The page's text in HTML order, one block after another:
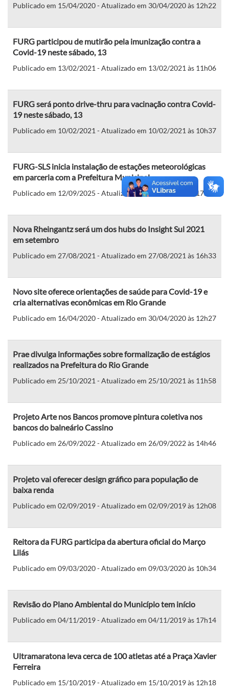
Publicado em 15/04/2020 - Atualizado em 30/04/2020 às 12h22
FURG participou de mutirão pela imunização contra a
Covid-19 neste sábado, 13
Publicado em 13/02/2021 - Atualizado em 13/02/2021 às 11h06
FURG será ponto drive-thru para vacinação contra Covid-
19 neste sábado, 13
Publicado em 10/02/2021 - Atualizado em 10/02/2021 às 10h37
FURG-SLS inicia instalação de estações meteorológicas
em parceria com a Prefeitura Municipal
Publicado em 12/09/2025 - Atualizado em 12/09/2025 às 17h15
Nova Rheingantz será um dos hubs do Insight Sul 2021
em setembro
Publicado em 27/08/2021 - Atualizado em 27/08/2021 às 16h33
Novo site oferece orientações de saúde para Covid-19 e
cria alternativas econômicas em Rio Grande
Publicado em 16/04/2020 - Atualizado em 30/04/2020 às 12h27
Prae divulga informações sobre formalização de estágios
realizados na Prefeitura do Rio Grande
Publicado em 25/10/2021 - Atualizado em 25/10/2021 às 11h58
Projeto Arte nos Bancos promove pintura coletiva nos
bancos do balneário Cassino
Publicado em 26/09/2022 - Atualizado em 26/09/2022 às 14h46
Projeto vai oferecer design gráfico para população de
baixa renda
Publicado em 02/09/2019 - Atualizado em 02/09/2019 às 12h08
Reitora da FURG participa da abertura oficial do Março
Lilás
Publicado em 09/03/2020 - Atualizado em 09/03/2020 às 10h34
Revisão do Plano Ambiental do Município tem início
Publicado em 04/11/2019 - Atualizado em 04/11/2019 às 17h14
Ultramaratona leva cerca de 100 atletas até a Praça Xavier
Ferreira
Publicado em 15/10/2019 - Atualizado em 15/10/2019 às 12h18